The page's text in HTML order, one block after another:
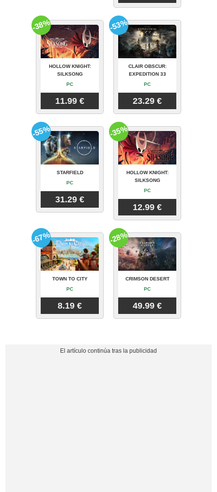
HOLLOW KNIGHT:
SILKSONG
PC
11.99 €
-38%
CLAIR OBSCUR:
EXPEDITION 33
PC
23.29 €
-53%
STARFIELD
PC
31.29 €
-55%
HOLLOW KNIGHT:
SILKSONG
PC
12.99 €
-35%
TOWN TO CITY
PC
8.19 €
-67%
CRIMSON DESERT
PC
49.99 €
-28%